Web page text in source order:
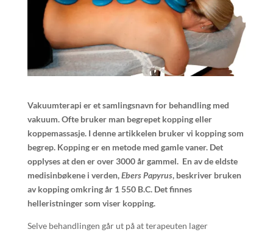
Vakuumterapi er et samlingsnavn for behandling med
vakuum. Ofte bruker man begrepet kopping eller
koppemassasje. I denne artikkelen bruker vi kopping som
begrep. Kopping er en metode med gamle vaner. Det
opplyses at den er over 3000 år gammel. En av de eldste
medisinbøkene i verden,Ebers Papyrus, beskriver bruken
av kopping omkring år 1 550 B.C. Det finnes
helleristninger som viser kopping.
Selve behandlingen går ut på at terapeuten lager